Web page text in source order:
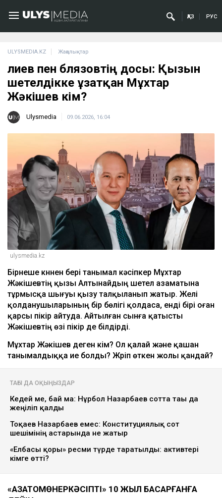
ҚАЗ РУС
ULYSMEDIA.KZ Жаңалықтар
Әлиев пен Әблязовтің досы: Қызын
шетелдікке ұзатқан Мұхтар
Жәкішев кім?
Ulysmedia 09.06.2026, 16:04
ulysmedia.kz
Бірнеше күннен бері танымал кәсіпкер Мұхтар
Жәкішевтің қызы Алтынайдың шетел азаматына
тұрмысқа шығуы қызу талқыланып жатыр. Желі
қолданушыларының бір бөлігі қолдаса, енді бірі оған
қарсы пікір айтуда. Айтылған сынға қатысты
Жәкішевтің өзі пікір де білдірді.
Мұхтар Жәкішев деген кім? Ол қалай және қашан
танымалдыққа ие болды? Жүріп өткен жолы қандай?
ТАҒЫ ДА ОҚЫҢЫЗДАР
Кедей ме, бай ма: Нұрбол Назарбаев сотта тағы да
жеңіліп қалды
Тоқаев Назарбаев емес: Конституциялық сот
шешімінің астарында не жатыр
«Елбасы қоры» ресми түрде таратылды: активтері
кімге өтті?
«ҚАЗАТОМӨНЕРКӘСІПТІ» 10 ЖЫЛ БАСҚАРҒАНҒА